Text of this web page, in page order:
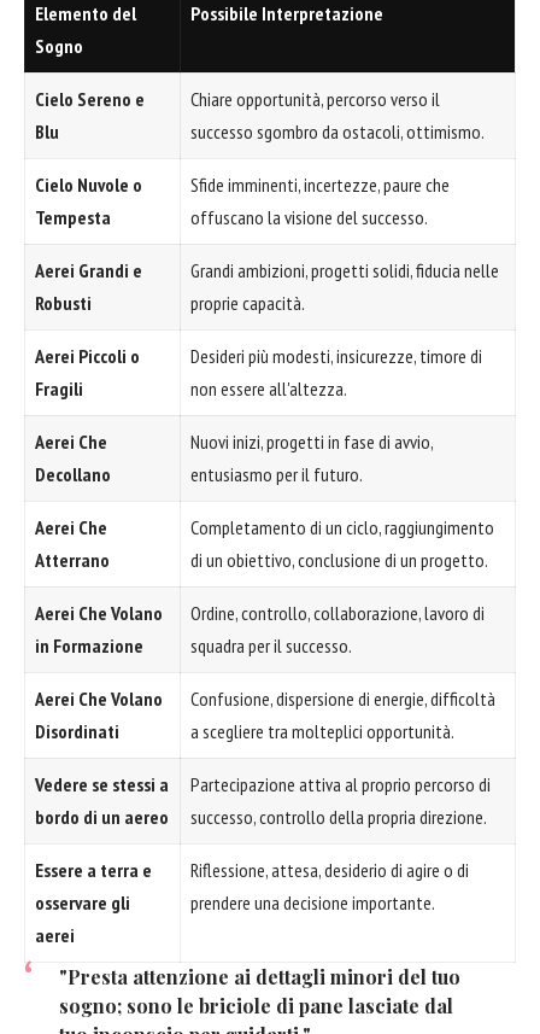
Elemento del
Sogno
Possibile Interpretazione
Cielo Sereno e
Blu
Chiare opportunità, percorso verso il
successo sgombro da ostacoli, ottimismo.
Cielo Nuvole o
Tempesta
Sfide imminenti, incertezze, paure che
offuscano la visione del successo.
Aerei Grandi e
Robusti
Grandi ambizioni, progetti solidi, fiducia nelle
proprie capacità.
Aerei Piccoli o
Fragili
Desideri più modesti, insicurezze, timore di
non essere all'altezza.
Aerei Che
Decollano
Nuovi inizi, progetti in fase di avvio,
entusiasmo per il futuro.
Aerei Che
Atterrano
Completamento di un ciclo, raggiungimento
di un obiettivo, conclusione di un progetto.
Aerei Che Volano
in Formazione
Ordine, controllo, collaborazione, lavoro di
squadra per il successo.
Aerei Che Volano
Disordinati
Confusione, dispersione di energie, difficoltà
a scegliere tra molteplici opportunità.
Vedere se stessi a
bordo di un aereo
Partecipazione attiva al proprio percorso di
successo, controllo della propria direzione.
Essere a terra e
osservare gli
aerei
Riflessione, attesa, desiderio di agire o di
prendere una decisione importante.
"Presta attenzione ai dettagli minori del tuo
sogno; sono le briciole di pane lasciate dal